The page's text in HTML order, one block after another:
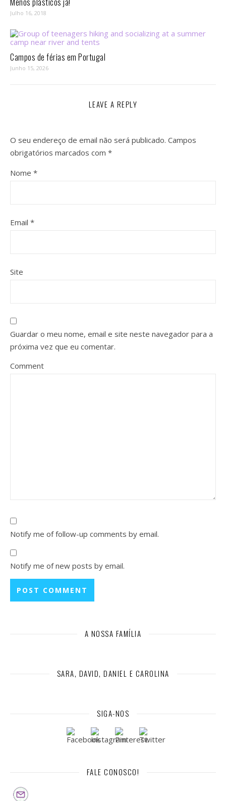
Julho 16, 2018
Campos de férias em Portugal
Junho 15, 2026
LEAVE A REPLY
O seu endereço de email não será publicado. Campos
obrigatórios marcados com *
Nome *
Email *
Site
Guardar o meu nome, email e site neste navegador para a
próxima vez que eu comentar.
Comment
Notify me of follow-up comments by email.
Notify me of new posts by email.
A NOSSA FAMÍLIA
SARA, DAVID, DANIEL E CAROLINA
SIGA-NOS
FALE CONOSCO!